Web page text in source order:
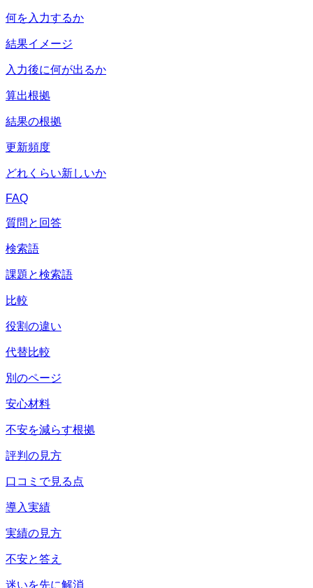
何を入力するか
結果イメージ
入力後に何が出るか
算出根拠
結果の根拠
更新頻度
どれくらい新しいか
FAQ
質問と回答
検索語
課題と検索語
比較
役割の違い
代替比較
別のページ
安心材料
不安を減らす根拠
評判の見方
口コミで見る点
導入実績
実績の見方
不安と答え
迷いを先に解消